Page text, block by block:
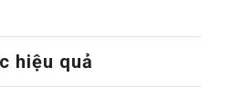
hiệu quả